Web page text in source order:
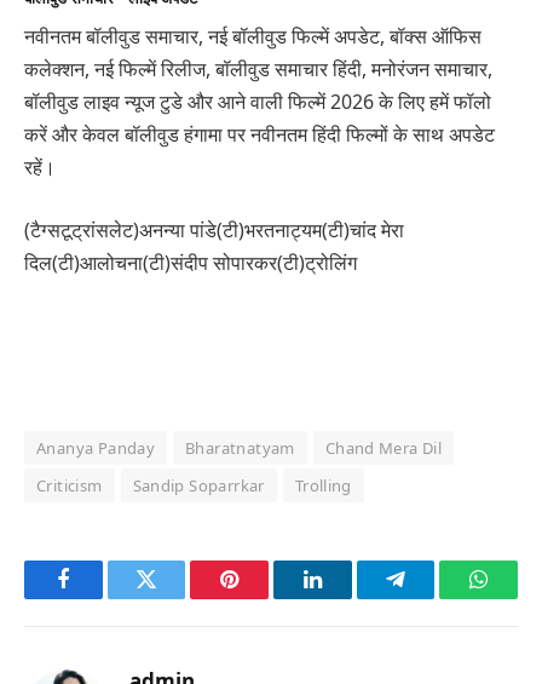
नवीनतम बॉलीवुड समाचार, नई बॉलीवुड फिल्में अपडेट, बॉक्स ऑफिस
कलेक्शन, नई फिल्में रिलीज, बॉलीवुड समाचार हिंदी, मनोरंजन समाचार,
बॉलीवुड लाइव न्यूज टुडे और आने वाली फिल्में 2026 के लिए हमें फॉलो
करें और केवल बॉलीवुड हंगामा पर नवीनतम हिंदी फिल्मों के साथ अपडेट
रहें।
(टैग्सटूट्रांसलेट)अनन्या पांडे(टी)भरतनाट्यम(टी)चांद मेरा
दिल(टी)आलोचना(टी)संदीप सोपारकर(टी)ट्रोलिंग
Ananya Panday Bharatnatyam
Chand Mera Dil
Criticism
Sandip Soparrkar Trolling
FacebookTwitter Pinterest LinkedInTelegram